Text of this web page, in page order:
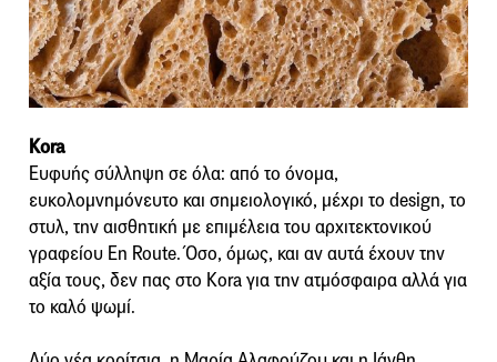
Kora
Ευφυής σύλληψη σε όλα: από το όνομα,
ευκολομνημόνευτο και σημειολογικό, μέχρι το design, το
στυλ, την αισθητική με επιμέλεια του αρχιτεκτονικού
γραφείου En Route. Όσο, όμως, και αν αυτά έχουν την
αξία τους, δεν πας στο Kora για την ατμόσφαιρα αλλά για
το καλό ψωμί.